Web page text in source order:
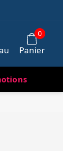
Panier
0